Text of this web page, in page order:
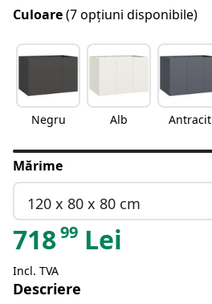
Culoare(7 opțiuni disponibile)
Negru Alb Antracit
Mărime
120 x 80 x 80 cm
71899 Lei
Incl. TVA
Descriere